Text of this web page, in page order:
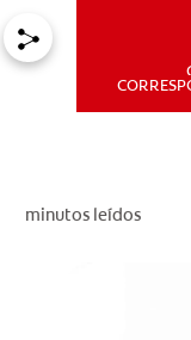
minutos leídos